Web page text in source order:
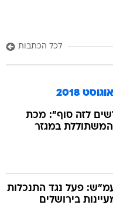
לכל הכתבות
2018
לזה סוף": מכת
במגזר
פעל נגד התנכלות
בירושלים